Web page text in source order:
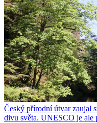
Český přírodní útvar zaujal
divu světa. UNESCO je ale